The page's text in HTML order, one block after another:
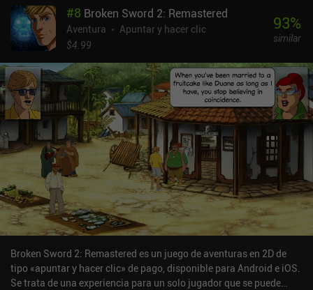
#8 Broken Sword 2: Remastered
Aventura
Apuntar y hacer clic
$4.99
93%
similar
Broken Sword 2: Remastered es un juego de aventuras en 2D de
tipo «apuntar y hacer clic» de pago, disponible para Android e iOS.
Se trata de una experiencia para un solo jugador que se puede